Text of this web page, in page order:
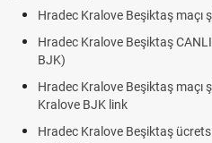
Hradec Kralove Beşiktaş maçı
Hradec Kralove Beşiktaş
BJK)
Hradec Kralove Beşiktaş maçı
Kralove BJK link
Hradec Kralove Beşiktaş